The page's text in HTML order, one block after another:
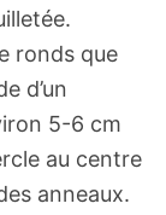
ronds que
d’un
5-6 cm
au centre
anneaux.